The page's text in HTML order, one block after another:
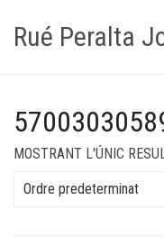
Rué Peralta
MOSTRANT L'ÚNIC
Ordre predeterminat